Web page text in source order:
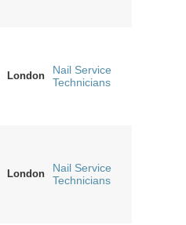
London
Nail Service
Technicians
London
Nail Service
Technicians